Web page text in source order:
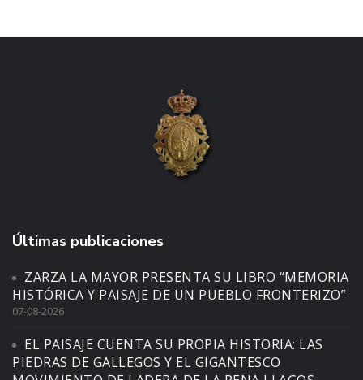
Últimas publicaciones
ZARZA LA MAYOR PRESENTA SU LIBRO “MEMORIA
HISTÓRICA Y PAISAJE DE UN PUEBLO FRONTERIZO”
07-08-2026
EL PAISAJE CUENTA SU PROPIA HISTORIA: LAS
PIEDRAS DE GALLEGOS Y EL GIGANTESCO